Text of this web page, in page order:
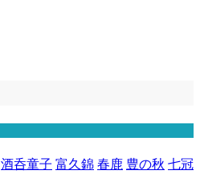
酒呑童子 富久錦 春鹿 豊の秋 七冠